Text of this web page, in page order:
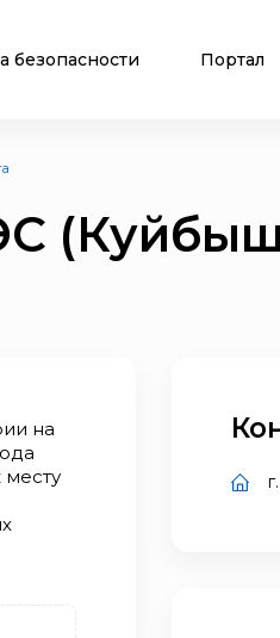
безопасности Портал
на
месту